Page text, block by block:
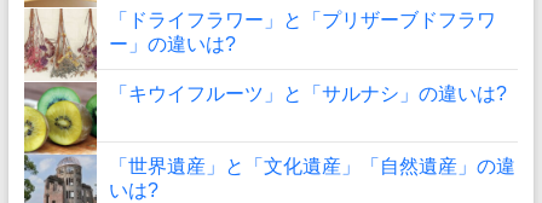
「ドライフラワー」と「プリザーブドフラワ
ー」の違いは?
「キウイフルーツ」と「サルナシ」の違いは?
「世界遺産」と「文化遺産」「自然遺産」の違
いは?